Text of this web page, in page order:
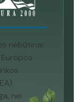
nebūtinai
nei